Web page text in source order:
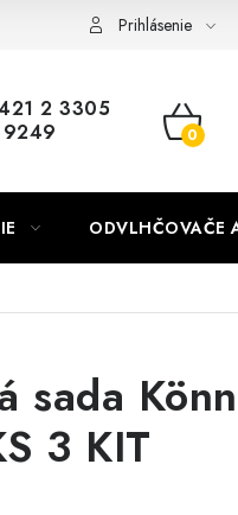
Prihlásenie
2 3305
9249
ODVLHČOVAČE
sada
3 KIT